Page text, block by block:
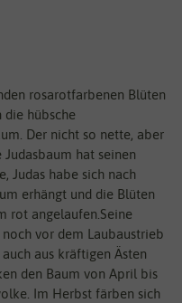
rosarotfarbenen Blüten
hübsche
Der nicht so nette, aber
hat seinen
Judas habe sich nach
erhängt und die Blüten
rot angelaufen.Seine
vor dem Laubaustrieb
aus kräftigen Ästen
den Baum von April bis
Im Herbst färben sich